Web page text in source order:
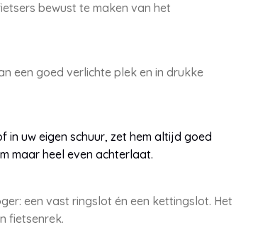
bewust te maken van het
een goed verlichte plek en in drukke
in uw eigen schuur, zet hem altijd goed
maar heel even achterlaat.
een vast ringslot én een kettingslot. Het
fietsenrek.